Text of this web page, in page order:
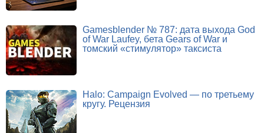
Gamesblender № 787: дата выхода God
of War Laufey, бета Gears of War и
томский «стимулятор» таксиста
Halo: Campaign Evolved — по третьему
кругу. Рецензия